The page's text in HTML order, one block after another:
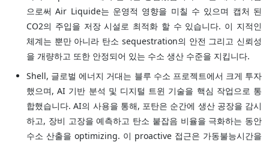
으로써 Air Liquide는 운영적 영향을 미칠 수 있으며 캡처 된
CO2의 주입을 저장 시설로 최적화 할 수 있습니다. 이 지적인
체계는 뿐만 아니라 탄소 sequestration의 안전 그리고 신뢰성
을 개량하고 또한 안정되어 있는 수소 생산 수준을 지킵니다.
Shell, 글로벌 에너지 거대는 블루 수소 프로젝트에서 크게 투자
했으며, AI 기반 분석 및 디지털 트윈 기술을 핵심 작업으로 통
합했습니다. AI의 사용을 통해, 포탄은 순간에 생산 공장을 감시
하고, 장비 고장을 예측하고 탄소 붙잡음 비율을 극화하는 동안
수소 산출을 optimizing. 이 proactive 접근은 가동불능시간을